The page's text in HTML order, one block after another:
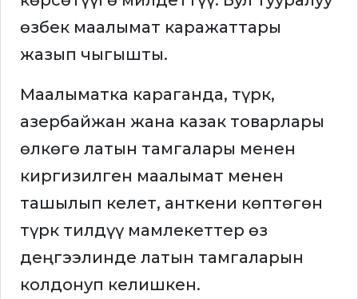
өзбек маалымат каражаттары
жазып чыгышты.
Маалыматка караганда, түрк,
азербайжан жана казак товарлары
өлкөгө латын тамгалары менен
киргизилген маалымат менен
ташылып келет, анткени көптөгөн
түрк тилдүү мамлекеттер өз
деңгээлинде латын тамгаларын
колдонуп келишкен.